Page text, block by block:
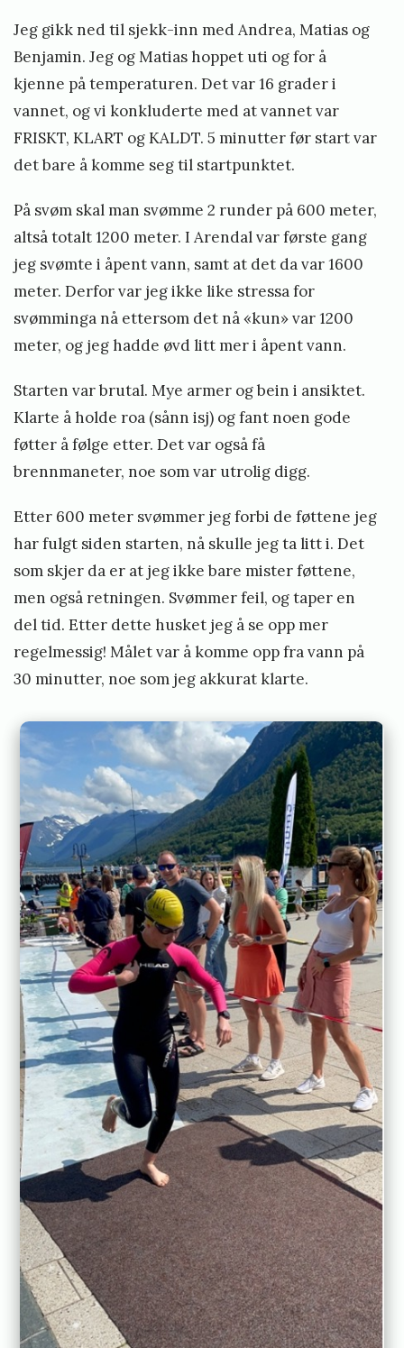
Jeg gikk ned til sjekk-inn med Andrea, Matias og
Benjamin. Jeg og Matias hoppet uti og for å
kjenne på temperaturen. Det var 16 grader i
vannet, og vi konkluderte med at vannet var
FRISKT, KLART og KALDT. 5 minutter før start var
det bare å komme seg til startpunktet.
På svøm skal man svømme 2 runder på 600 meter,
altså totalt 1200 meter. I Arendal var første gang
jeg svømte i åpent vann, samt at det da var 1600
meter. Derfor var jeg ikke like stressa for
svømminga nå ettersom det nå «kun» var 1200
meter, og jeg hadde øvd litt mer i åpent vann.
Starten var brutal. Mye armer og bein i ansiktet.
Klarte å holde roa (sånn isj) og fant noen gode
føtter å følge etter. Det var også få
brennmaneter, noe som var utrolig digg.
Etter 600 meter svømmer jeg forbi de føttene jeg
har fulgt siden starten, nå skulle jeg ta litt i. Det
som skjer da er at jeg ikke bare mister føttene,
men også retningen. Svømmer feil, og taper en
del tid. Etter dette husket jeg å se opp mer
regelmessig! Målet var å komme opp fra vann på
30 minutter, noe som jeg akkurat klarte.